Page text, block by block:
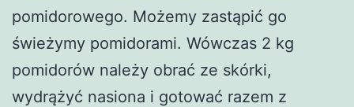
pomidorowego. Możemy zastąpić go
świeżymy pomidorami. Wówczas 2 kg
pomidorów należy obrać ze skórki,
wydrążyć nasiona i gotować razem z